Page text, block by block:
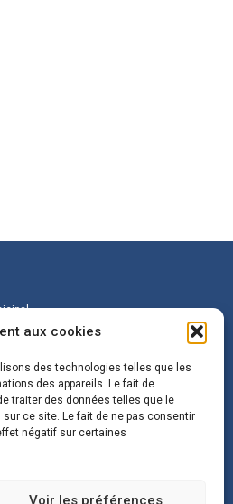
aux cookies
des technologies telles que les
des appareils. Le fait de
traiter des données telles que le
ce site. Le fait de ne pas consentir
négatif sur certaines
Voir les préférences